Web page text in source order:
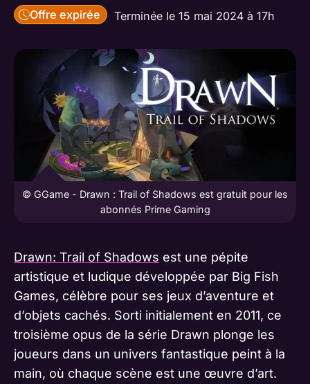
Offre expirée Terminée le 15 mai 2024 à 17h
© GGame - Drawn : Trail of Shadows est gratuit pour les
abonnés Prime Gaming
Drawn: Trail of Shadows est une pépite
artistique et ludique développée par Big Fish
Games, célèbre pour ses jeux d’aventure et
d’objets cachés. Sorti initialement en 2011, ce
troisième opus de la série Drawn plonge les
joueurs dans un univers fantastique peint à la
main, où chaque scène est une œuvre d’art.